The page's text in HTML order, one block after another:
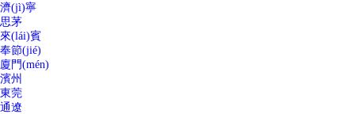
濟(jì)寧
思茅
來(lái)賓
奉節(jié)
廈門(mén)
濱州
東莞
通遼